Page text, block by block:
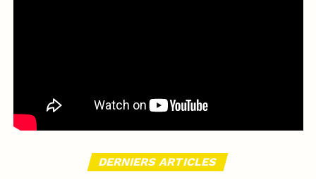
DERNIERS ARTICLES